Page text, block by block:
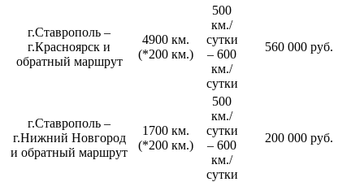
г.Ставрополь –
г.Красноярск и
обратный маршрут
4900 км.
(*200 км.)
500
км./
сутки
– 600
км./
сутки
560 000 руб.
г.Ставрополь –
г.Нижний Новгород
и обратный маршрут
1700 км.
(*200 км.)
500
км./
сутки
– 600
км./
сутки
200 000 руб.